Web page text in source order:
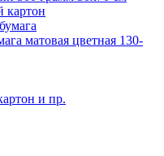
картон
матовая цветная 130-
и пр.